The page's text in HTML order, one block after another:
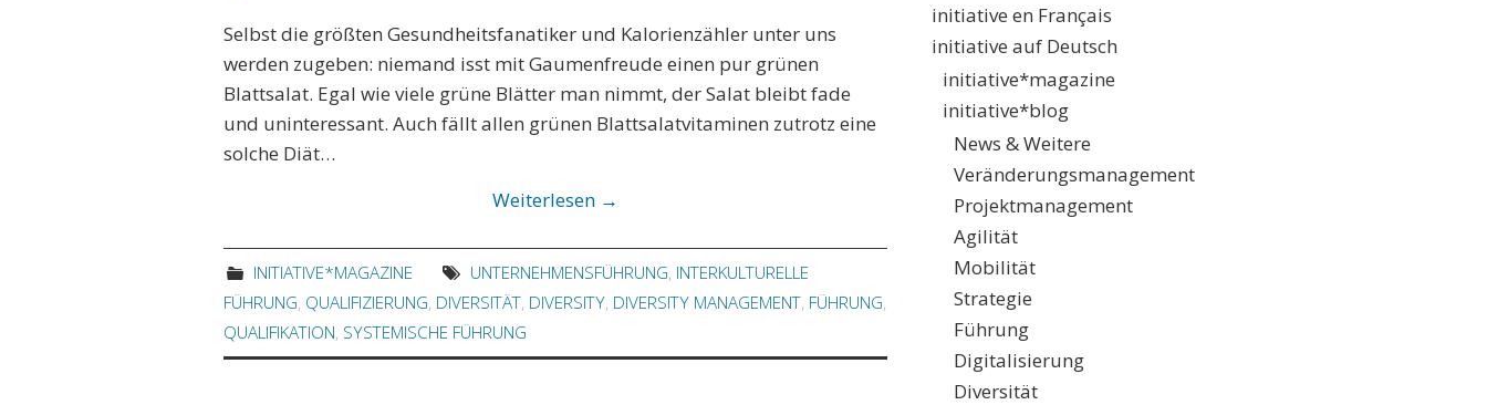
Selbst die größten Gesundheitsfanatiker und Kalorienzähler unter uns
werden zugeben: niemand isst mit Gaumenfreude einen pur grünen
Blattsalat. Egal wie viele grüne Blätter man nimmt, der Salat bleibt fade
und uninteressant. Auch fällt allen grünen Blattsalatvitaminen zutrotz eine
solche Diät…
Weiterlesen →
INITIATIVE*MAGAZINE UNTERNEHMENSFÜHRUNG, INTERKULTURELLE
FÜHRUNG, QUALIFIZIERUNG, DIVERSITÄT, DIVERSITY, DIVERSITY MANAGEMENT, FÜHRUNG,
QUALIFIKATION, SYSTEMISCHE FÜHRUNG
initiative en Français
initiative auf Deutsch
initiative*magazine
initiative*blog
News & Weitere
Veränderungsmanagement
Projektmanagement
Agilität
Mobilität
Strategie
Führung
Digitalisierung
Diversität